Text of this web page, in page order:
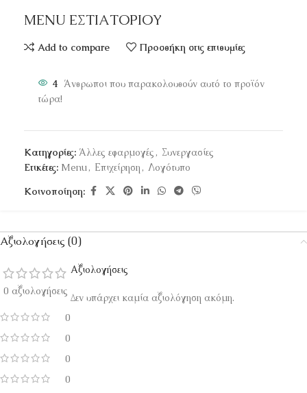
MENU ΕΣΤΙΑΤΟΡΙΟΥ
Add to compare Προσθήκη στις επιθυμίες
4 Άνθρωποι που παρακολουθούν αυτό το προϊόν
τώρα!
Κατηγορίες: Άλλες εφαρμογές , Συνεργασίες
Ετικέτες: Menu, Επιχείρηση , Λογότυπο
Κοινοποίηση:
Αξιολογήσεις (0)
0 αξιολογήσεις
0
0
0
0
Αξιολογήσεις
Δεν υπάρχει καμία αξιολόγηση ακόμη.